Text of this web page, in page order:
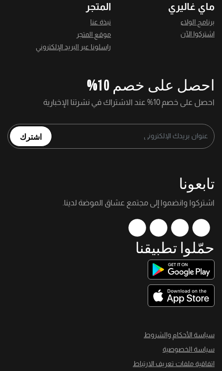
ماي غاليري
برنامج الولاء
اشتركوا الآن
المتجر
نبذة عنا
موقع المتجر
راسلونا عبر البريد الإلكتروني
احصل على خصم 10%
احصل على خصم 10% عند الاشتراك في نشرتنا الإخبارية
اشترك
تابعونا
اشتركوا وانضموا إلى مجتمع عشاق الموضة لدينا.
حمّلوا تطبيقنا
سياسة الأحكام والشروط
سياسة الخصوصية
اتفاقية ملفات تعريف الارتباط